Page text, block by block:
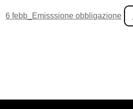
6 febb_Emisssione obbligazione